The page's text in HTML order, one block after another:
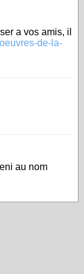
a vos amis, il
de-la-
au nom